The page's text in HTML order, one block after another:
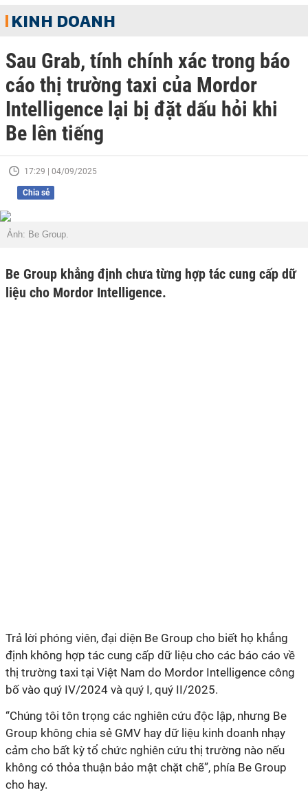
KINH DOANH
Sau Grab, tính chính xác trong báo
cáo thị trường taxi của Mordor
Intelligence lại bị đặt dấu hỏi khi
Be lên tiếng
17:29 | 04/09/2025
Chia sẻ
Ảnh: Be Group.
Be Group khẳng định chưa từng hợp tác cung cấp dữ
liệu cho Mordor Intelligence.
Trả lời phóng viên, đại diện Be Group cho biết họ khẳng
định không hợp tác cung cấp dữ liệu cho các báo cáo về
thị trường taxi tại Việt Nam do Mordor Intelligence công
bố vào quý IV/2024 và quý I, quý II/2025.
“Chúng tôi tôn trọng các nghiên cứu độc lập, nhưng Be
Group không chia sẻ GMV hay dữ liệu kinh doanh nhạy
cảm cho bất kỳ tổ chức nghiên cứu thị trường nào nếu
không có thỏa thuận bảo mật chặt chẽ”, phía Be Group
cho hay.